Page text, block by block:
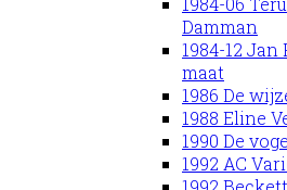
Damman
1984-12 Jan
maat
1986 De
1988 Eline
1990 De
1992 AC